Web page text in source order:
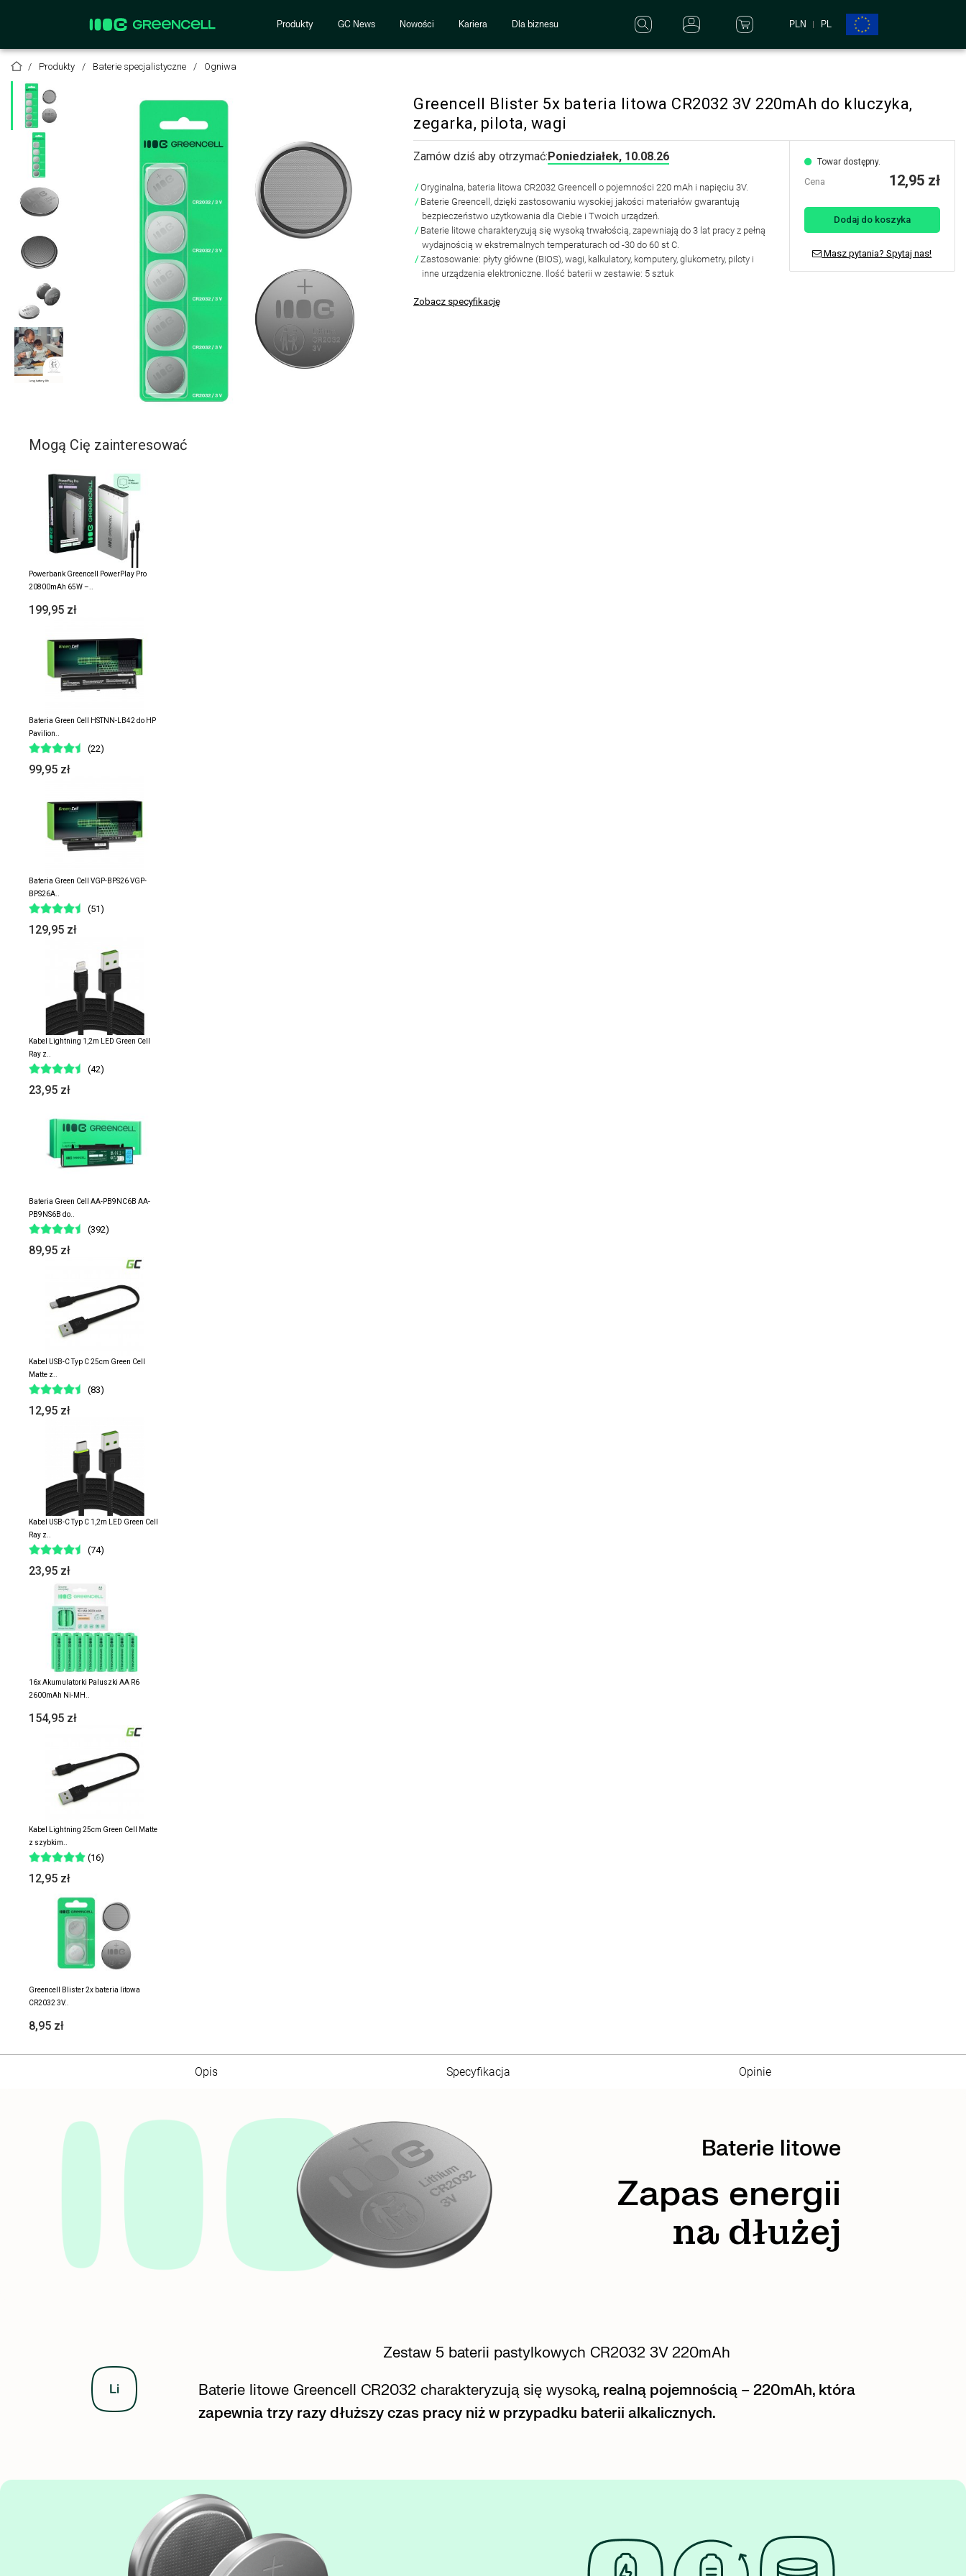
Produkty GC News Nowości Kariera Dla biznesu PLN PL
Produkty Baterie specjalistyczne Ogniwa
Greencell Blister 5x bateria litowa CR2032 3V 220mAh do kluczyka,
zegarka, pilota, wagi
Zamów dziś aby otrzymać:Poniedziałek, 10.08.26
Oryginalna, bateria litowa CR2032 Greencell o pojemności 220 mAh i napięciu 3V.
Baterie Greencell, dzięki zastosowaniu wysokiej jakości materiałów gwarantują
bezpieczeństwo użytkowania dla Ciebie i Twoich urządzeń.
Baterie litowe charakteryzują się wysoką trwałością, zapewniają do 3 lat pracy z pełną
wydajnością w ekstremalnych temperaturach od -30 do 60 st C.
Zastosowanie: płyty główne (BIOS), wagi, kalkulatory, komputery, glukometry, piloty i
inne urządzenia elektroniczne. Ilość baterii w zestawie: 5 sztuk
Zobacz specyfikację
Towar dostępny.
Cena 12,95 zł
Dodaj do koszyka
Masz pytania? Spytaj nas!
Mogą Cię zainteresować
Powerbank Greencell PowerPlay Pro
20800mAh 65W –..
199,95 zł
Bateria Green Cell HSTNN-LB42 do HP
Pavilion..
(22)
99,95 zł
Bateria Green Cell VGP-BPS26 VGP-
BPS26A..
(51)
129,95 zł
Kabel Lightning 1,2m LED Green Cell
Ray z..
(42)
23,95 zł
Bateria Green Cell AA-PB9NC6B AA-
PB9NS6B do..
(392)
89,95 zł
Kabel USB-C Typ C 25cm Green Cell
Matte z..
(83)
12,95 zł
Kabel USB-C Typ C 1,2m LED Green Cell
Ray z..
(74)
23,95 zł
16x Akumulatorki Paluszki AA R6
2600mAh Ni-MH..
154,95 zł
Kabel Lightning 25cm Green Cell Matte
z szybkim..
(16)
12,95 zł
Greencell Blister 2x bateria litowa
CR2032 3V..
8,95 zł
Opis Specyfikacja Opinie
Baterie litowe
Zapas energii
na dłużej
Zestaw 5 baterii pastylkowych CR2032 3V 220mAh
Baterie litowe Greencell CR2032 charakteryzują się wysoką, realną pojemnością – 220mAh, która
zapewnia trzy razy dłuższy czas pracy niż w przypadku baterii alkalicznych.